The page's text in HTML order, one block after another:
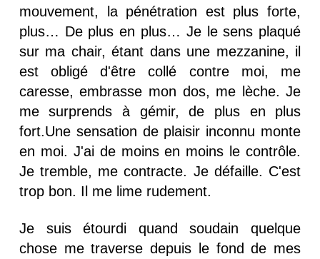
mouvement, la pénétration est plus forte,
plus… De plus en plus… Je le sens plaqué
sur ma chair, étant dans une mezzanine, il
est obligé d'être collé contre moi, me
caresse, embrasse mon dos, me lèche. Je
me surprends à gémir, de plus en plus
fort.Une sensation de plaisir inconnu monte
en moi. J'ai de moins en moins le contrôle.
Je tremble, me contracte. Je défaille. C'est
trop bon. Il me lime rudement.
Je suis étourdi quand soudain quelque
chose me traverse depuis le fond de mes